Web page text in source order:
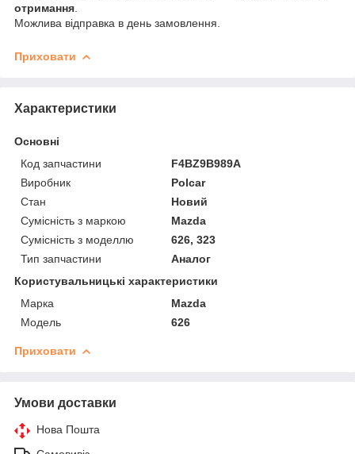
отримання
Можлива відправка в день замовлення.
Приховати
Характеристики
Основні
Код запчастини
F4BZ9B989A
Виробник
Polcar
Стан
Новий
Сумісність з маркою
Mazda
Сумісність з моделлю
626, 323
Тип запчастини
Аналог
Користувальницькі характеристики
Марка
Mazda
Модель
626
Приховати
Умови доставки
Нова Пошта